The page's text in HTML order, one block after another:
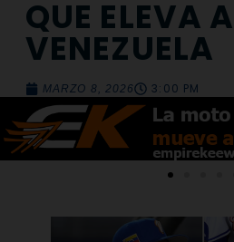
QUE ELEVA A
VENEZUELA
MARZO 8, 2026 3:00 PM